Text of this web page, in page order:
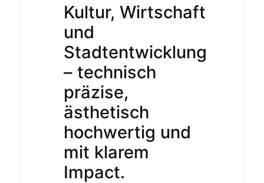
Kultur, Wirtschaft
und
Stadtentwicklung
– technisch
präzise,
ästhetisch
hochwertig und
mit klarem
Impact.